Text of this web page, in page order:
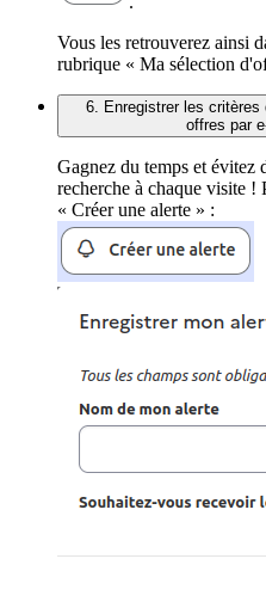
Vous les retrouverez ainsi
rubrique « Ma sélection
6. Enregistrer les critères
offres par
Gagnez du temps et évitez
recherche à chaque visite !
« Créer une alerte » :